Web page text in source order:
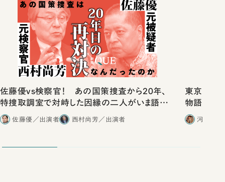
佐藤優vs検察官！ あの国策捜査から20年、
特捜取調室で対峙した因縁の二人がいま語り
合ったこと
佐藤優／出演者 西村尚芳／出演者
東京は都
物語」に
河野有